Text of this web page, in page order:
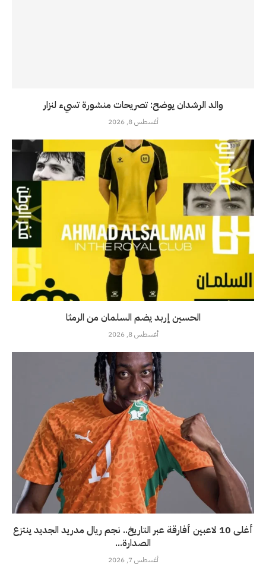
والد الرشدان يوضح: تصريحات منشورة تسيء لنزار
أغسطس 8, 2026
الحسين إربد يضم السلمان من الرمثا
أغسطس 8, 2026
أغلى 10 لاعبين أفارقة عبر التاريخ.. نجم ريال مدريد الجديد ينتزع
الصدارة...
أغسطس 7, 2026